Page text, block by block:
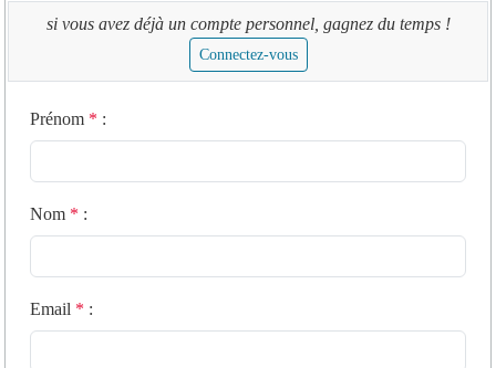
si vous avez déjà un compte personnel, gagnez du temps !
Connectez-vous
Prénom * :
Nom * :
Email * :